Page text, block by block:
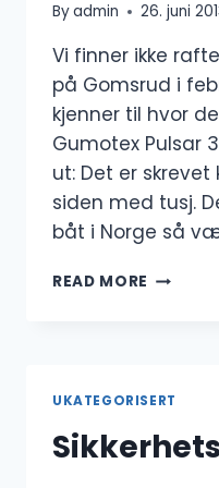
Byadmin 26. juni
Vi finner ikke
på Gomsrud i
kjenner til hvor
Gumotex Pulsar
ut: Det er
siden med tusj.
båt i Norge så
READ MORE RAFTEN
UKATEGORISERT